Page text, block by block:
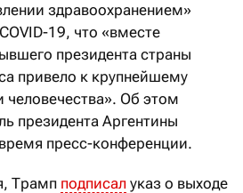
здравоохранением»
19, что «вместе
президента страны
привело к крупнейшему
человечества». Об этом
президента Аргентины
пресс-конференции.
Трамп подписал указ о выходе